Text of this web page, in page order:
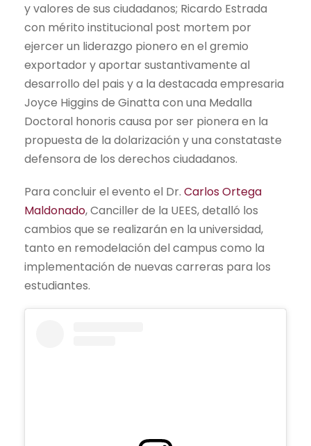
y valores de sus ciudadanos; Ricardo Estrada
con mérito institucional post mortem por
ejercer un liderazgo pionero en el gremio
exportador y aportar sustantivamente al
desarrollo del pais y a la destacada empresaria
Joyce Higgins de Ginatta con una Medalla
Doctoral honoris causa por ser pionera en la
propuesta de la dolarización y una constataste
defensora de los derechos ciudadanos.
Para concluir el evento el Dr. Carlos Ortega
Maldonado, Canciller de la UEES, detalló los
cambios que se realizarán en la universidad,
tanto en remodelación del campus como la
implementación de nuevas carreras para los
estudiantes.